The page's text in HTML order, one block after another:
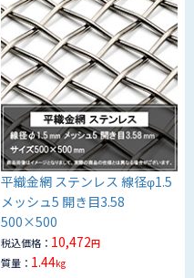
平織金網 ステンレス 線径φ1.5
メッシュ5 開き目3.58
500×500
税込価格： 10,472円
質量： 1.44kg